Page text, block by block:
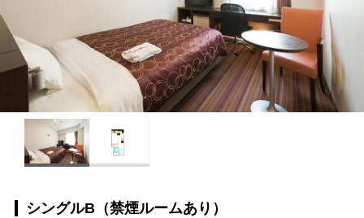
シングルB（禁煙ルームあり）